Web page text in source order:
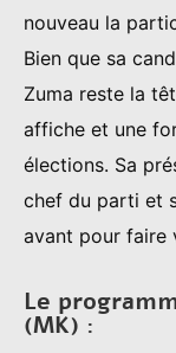
nouveau la
Bien que sa
Zuma reste la
affiche et une
élections. Sa
chef du parti et
avant pour faire
Le
(MK) :